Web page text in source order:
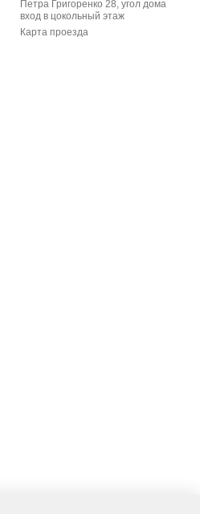
Петра Григоренко 28, угол дома
вход в цокольный этаж
Карта проезда